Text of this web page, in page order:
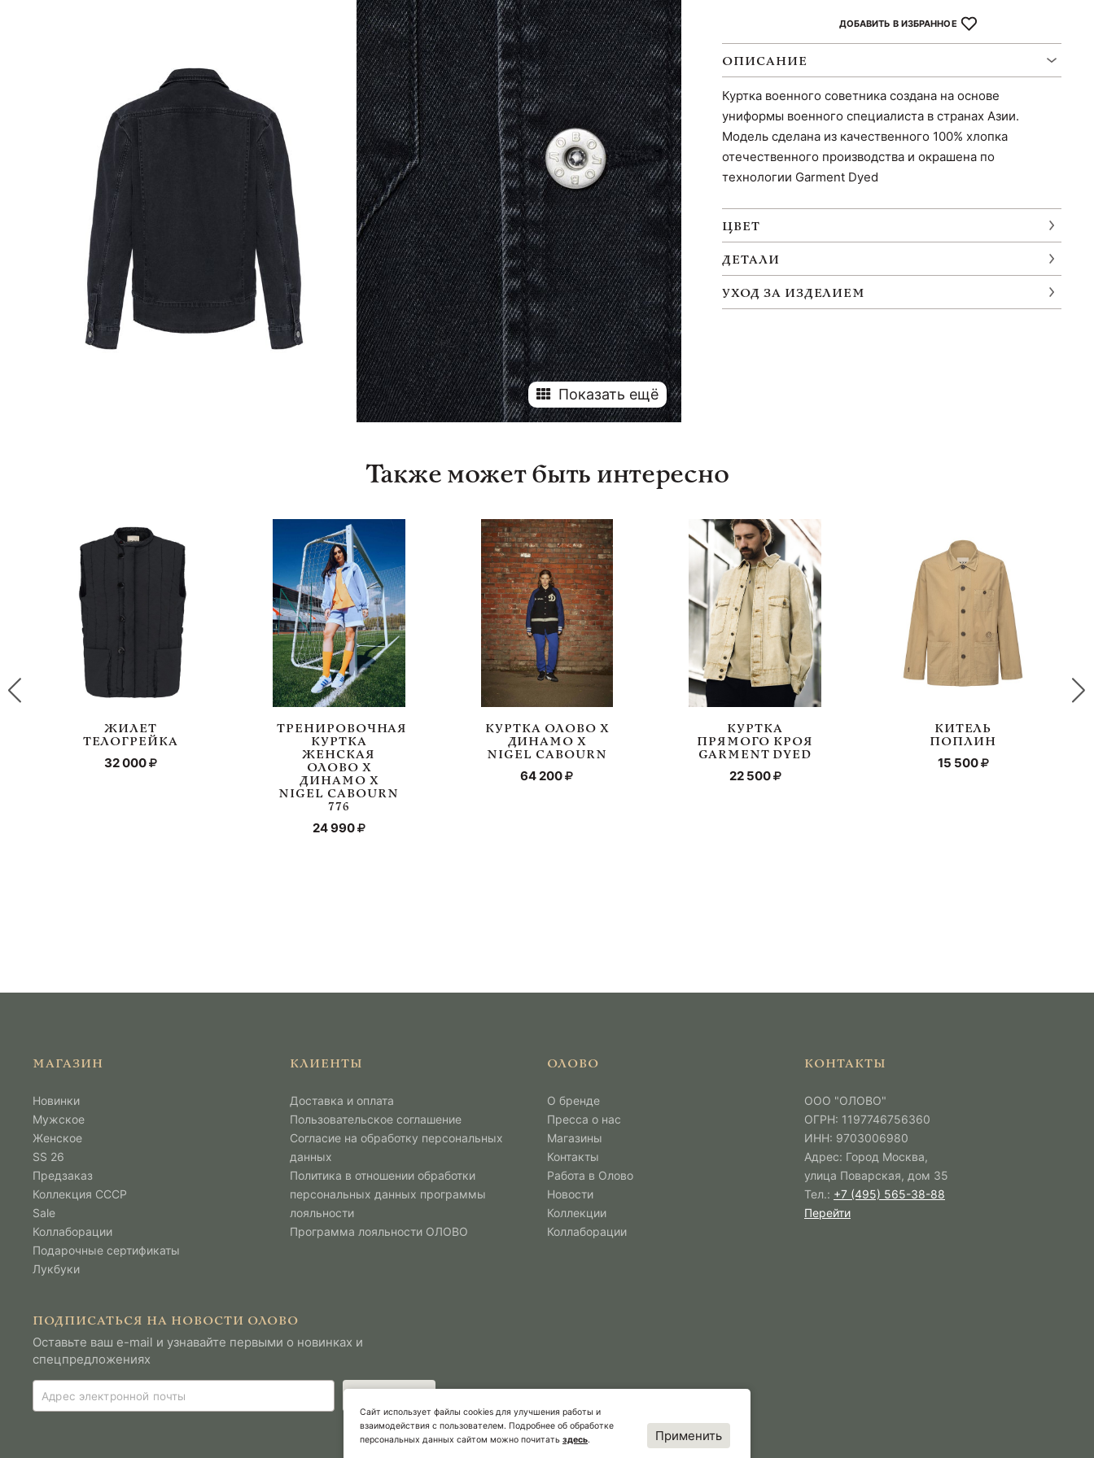
Показать ещё
ДОБАВИТЬ В ИЗБРАННОЕ
ОПИСАНИЕ
Куртка военного советника создана на основе
униформы военного специалиста в странах Азии.
Модель сделана из качественного 100% хлопка
отечественного производства и окрашена по
технологии Garment Dyed
ЦВЕТ
ДЕТАЛИ
УХОД ЗА ИЗДЕЛИЕМ
Также может быть интересно
ЖИЛЕТ
ТЕЛОГРЕЙКА
32 000
ТРЕНИРОВОЧНАЯ
КУРТКА
ЖЕНСКАЯ
ОЛОВО Х
ДИНАМО Х
NIGEL CABOURN
776
24 990
КУРТКА ОЛОВО Х
ДИНАМО Х
NIGEL CABOURN
64 200
КУРТКА
ПРЯМОГО КРОЯ
GARMENT DYED
22 500
КИТЕЛЬ
ПОПЛИН
15 500
Сайт использует файлы cookies для улучшения работы и
взаимодействия с пользователем. Подробнее об обработке
персональных данных сайтом можно почитать здесь. Применить
МАГАЗИН
Новинки
Мужcкое
Женское
SS 26
Предзаказ
Коллекция СССР
Sale
Коллаборации
Подарочные сертификаты
Лукбуки
КЛИЕНТЫ
Доставка и оплата
Пользовательское соглашение
Согласие на обработку персональных
данных
Политика в отношении обработки
персональных данных программы
лояльности
Программа лояльности ОЛОВО
ОЛОВО
О бренде
Пресса о нас
Магазины
Контакты
Работа в Олово
Новости
Коллекции
Коллаборации
КОНТАКТЫ
ООО "ОЛОВО"
ОГРН: 1197746756360
ИНН: 9703006980
Адрес: Город Москва,
улица Поварская, дом 35
Тел.: +7 (495) 565-38-88
Перейти
ПОДПИСАТЬСЯ НА НОВОСТИ ОЛОВО
Оставьте ваш e-mail и узнавайте первыми о новинках и
спецпредложениях